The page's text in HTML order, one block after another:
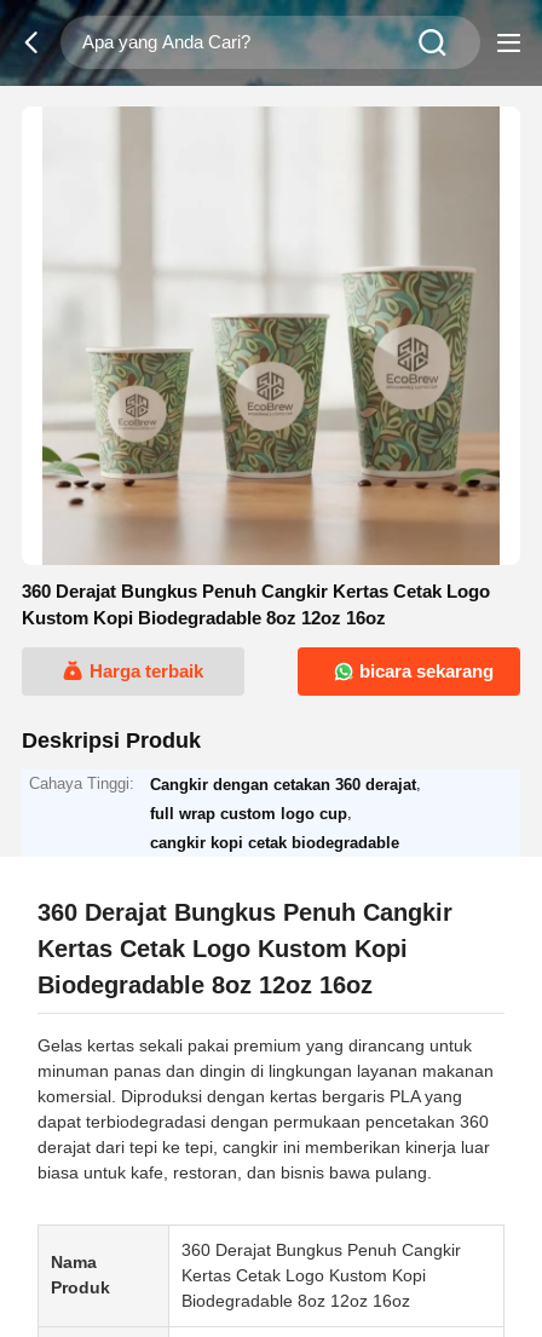
360 Derajat Bungkus Penuh Cangkir Kertas Cetak Logo
Kustom Kopi Biodegradable 8oz 12oz 16oz
Harga terbaik bicara sekarang
Deskripsi Produk
Cahaya Tinggi: Cangkir dengan cetakan 360 derajat
full wrap custom logo cup
cangkir kopi cetak biodegradable
360 Derajat Bungkus Penuh Cangkir
Kertas Cetak Logo Kustom Kopi
Biodegradable 8oz 12oz 16oz
Gelas kertas sekali pakai premium yang dirancang untuk
minuman panas dan dingin di lingkungan layanan makanan
komersial. Diproduksi dengan kertas bergaris PLA yang
dapat terbiodegradasi dengan permukaan pencetakan 360
derajat dari tepi ke tepi, cangkir ini memberikan kinerja luar
biasa untuk kafe, restoran, dan bisnis bawa pulang.
Nama
Produk
360 Derajat Bungkus Penuh Cangkir
Kertas Cetak Logo Kustom Kopi
Biodegradable 8oz 12oz 16oz